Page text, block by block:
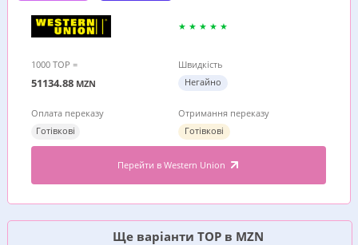
1000 TOP =
51134.88 MZN
Швидкість
Негайно
Оплата переказу
Готівкові
Отримання переказу
Готівкові
Перейти в Western Union
Ще варіанти TOP в MZN